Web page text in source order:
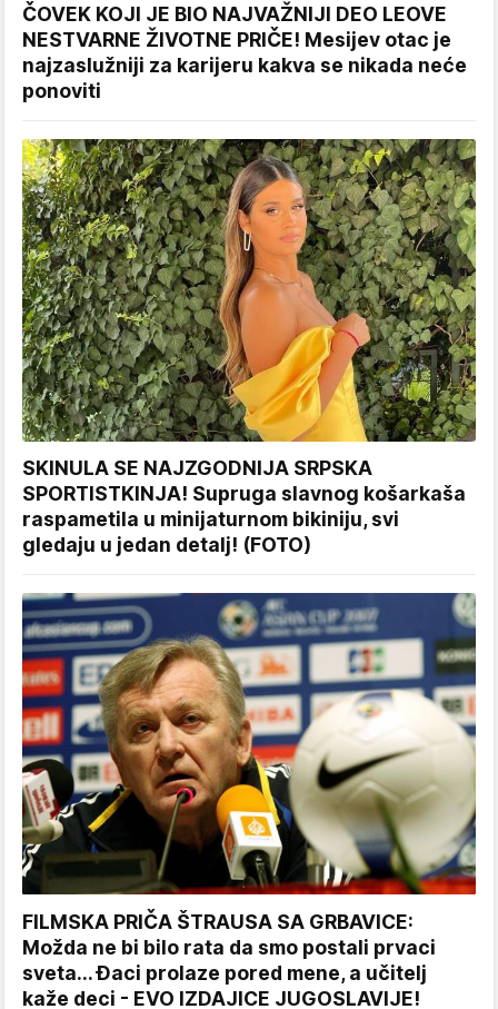
ČOVEK KOJI JE BIO NAJVAŽNIJI DEO LEOVE
NESTVARNE ŽIVOTNE PRIČE! Mesijev otac je
najzaslužniji za karijeru kakva se nikada neće
ponoviti
SKINULA SE NAJZGODNIJA SRPSKA
SPORTISTKINJA! Supruga slavnog košarkaša
raspametila u minijaturnom bikiniju, svi
gledaju u jedan detalj! (FOTO)
FILMSKA PRIČA ŠTRAUSA SA GRBAVICE:
Možda ne bi bilo rata da smo postali prvaci
sveta... Đaci prolaze pored mene, a učitelj
kaže deci - EVO IZDAJICE JUGOSLAVIJE!